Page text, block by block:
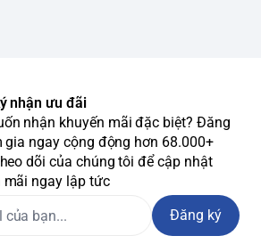
nhận ưu đãi
nhận khuyến mãi đặc biệt? Đăng
gia ngay cộng động hơn 68.000+
dõi của chúng tôi để cập nhật
mãi ngay lập tức
Đăng ký